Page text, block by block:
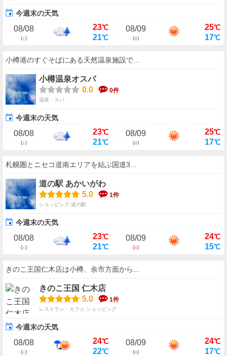
今週末の天気
08/08
(土)
23℃
21℃
08/09
(日)
25℃
17℃
小樽港のすぐそばにある天然温泉施設で...
小樽温泉オスパ
0.0
0件
温泉・スパ
今週末の天気
08/08
(土)
23℃
21℃
08/09
(日)
25℃
17℃
札幌圏とニセコ道南エリアを結ぶ国道3...
道の駅 あかいがわ
5.0
1件
ショッピング,道の駅
今週末の天気
08/08
(土)
23℃
21℃
08/09
(日)
24℃
15℃
きのこ王国仁木店は小樽、余市方面から...
きのこ王国 仁木店
5.0
1件
レストラン・カフェ,ショッピング
今週末の天気
08/08
(土)
24℃
22℃
08/09
(日)
24℃
17℃